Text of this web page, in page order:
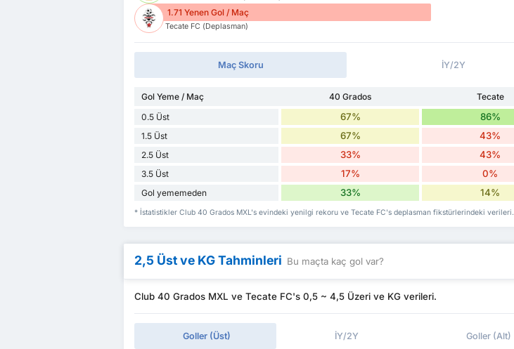
1.71 Yenen Gol / Maç
Tecate FC (Deplasman)
Maç Skoru İY/2Y
Gol Yeme / Maç 40 Grados
Tecate
0.5 Üst
67% 86%
1.5 Üst 67% 43%
2.5 Üst 33% 43%
3.5 Üst 17% 0%
Gol yememeden 33% 14%
* İstatistikler Club 40 Grados MXL's evindeki yenilgi rekoru ve Tecate FC's deplasman fikstürlerindeki verileri.
2,5 Üst ve KG Tahminleri Bu maçta kaç gol var?
Club 40 Grados MXL ve Tecate FC's 0,5 ~ 4,5 Üzeri ve KG verileri.
Goller (Üst) İY/2Y Goller (Alt)